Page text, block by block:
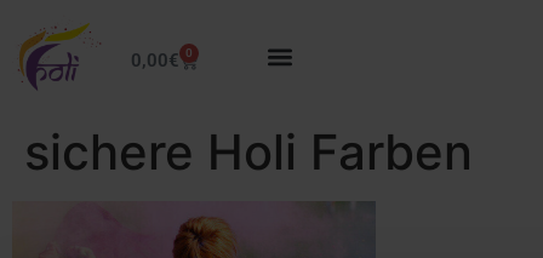
0,00€ 0
sichere Holi Farben